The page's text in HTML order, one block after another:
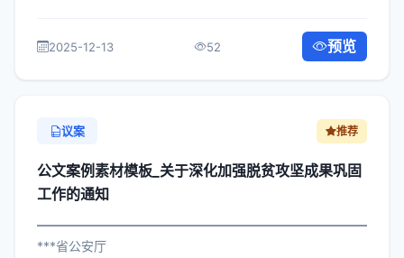
构： 为深入贯彻落实习近平总书记关于...
2025-12-13 52 预览
议案 推荐
公文案例素材模板_关于深化加强脱贫攻坚成果巩固
工作的通知
***省公安厅